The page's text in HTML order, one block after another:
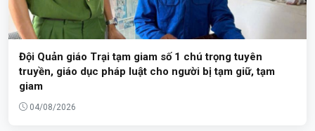
Đội Quản giáo Trại tạm giam số 1 chú trọng tuyên
truyền, giáo dục pháp luật cho người bị tạm giữ, tạm
giam
04/08/2026